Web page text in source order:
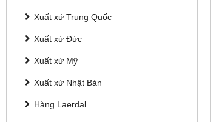
Xuất xứ Trung Quốc
Xuất xứ Đức
Xuất xứ Mỹ
Xuất xứ Nhật Bản
Hàng Laerdal